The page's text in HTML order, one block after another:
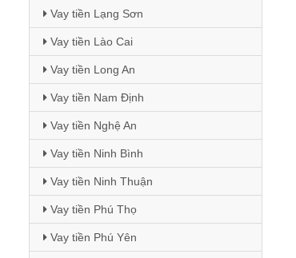
Vay tiền Lạng Sơn
Vay tiền Lào Cai
Vay tiền Long An
Vay tiền Nam Định
Vay tiền Nghệ An
Vay tiền Ninh Bình
Vay tiền Ninh Thuận
Vay tiền Phú Thọ
Vay tiền Phú Yên